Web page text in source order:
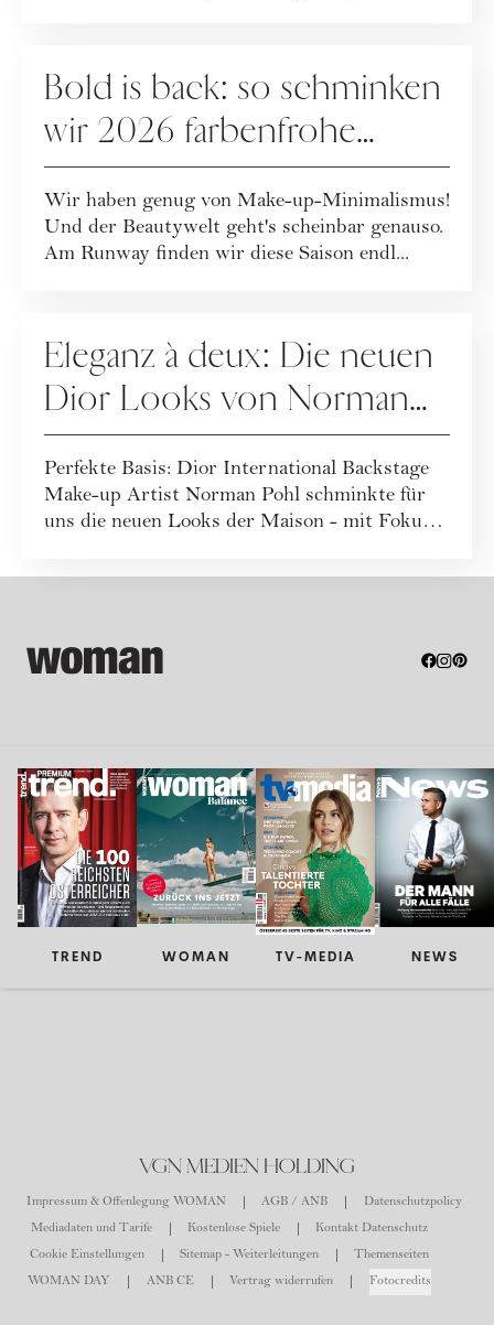
Bold is back: so schminken
wir 2026 farbenfrohe
Make-up-Looks
Wir haben genug von Make-up-Minimalismus!
Und der Beautywelt geht's scheinbar genauso.
Am Runway finden wir diese Saison endl...
Eleganz à deux: Die neuen
Dior Looks von Norman
Pohl
Perfekte Basis: Dior International Backstage
Make-up Artist Norman Pohl schminkte für
uns die neuen Looks der Maison - mit Fokus
TREND WOMAN TV-MEDIA NEWS
VGN MEDIEN HOLDING
Impressum & Offenlegung WOMAN AGB / ANB
Datenschutzpolicy
Mediadaten und Tarife
Kostenlose Spiele
Kontakt Datenschutz
Cookie Einstellungen
Sitemap - Weiterleitungen
Themenseiten
WOMAN DAY
ANB CE Vertrag widerrufen Fotocredits